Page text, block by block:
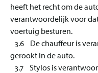
heeft het recht om de
verantwoordelijk voor
voertuig besturen.
3.6 De chauffeur is
gerookt in de auto.
3.7 Stylos is